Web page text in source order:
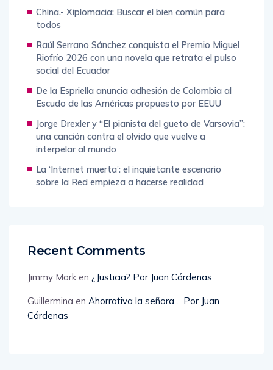
China.- Xiplomacia: Buscar el bien común para
todos
Raúl Serrano Sánchez conquista el Premio Miguel
Riofrío 2026 con una novela que retrata el pulso
social del Ecuador
De la Espriella anuncia adhesión de Colombia al
Escudo de las Américas propuesto por EEUU
Jorge Drexler y “El pianista del gueto de Varsovia”:
una canción contra el olvido que vuelve a
interpelar al mundo
La ‘Internet muerta’: el inquietante escenario
sobre la Red empieza a hacerse realidad
Recent Comments
Jimmy Mark en ¿Justicia? Por Juan Cárdenas
Guillermina en Ahorrativa la señora… Por Juan
Cárdenas